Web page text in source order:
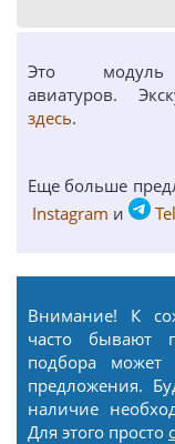
Это
авиатуров.
здесь.
Еще больше
Instagram и
Внимание! К
часто бывают
подбора может
предложения.
наличие
Для этого просто